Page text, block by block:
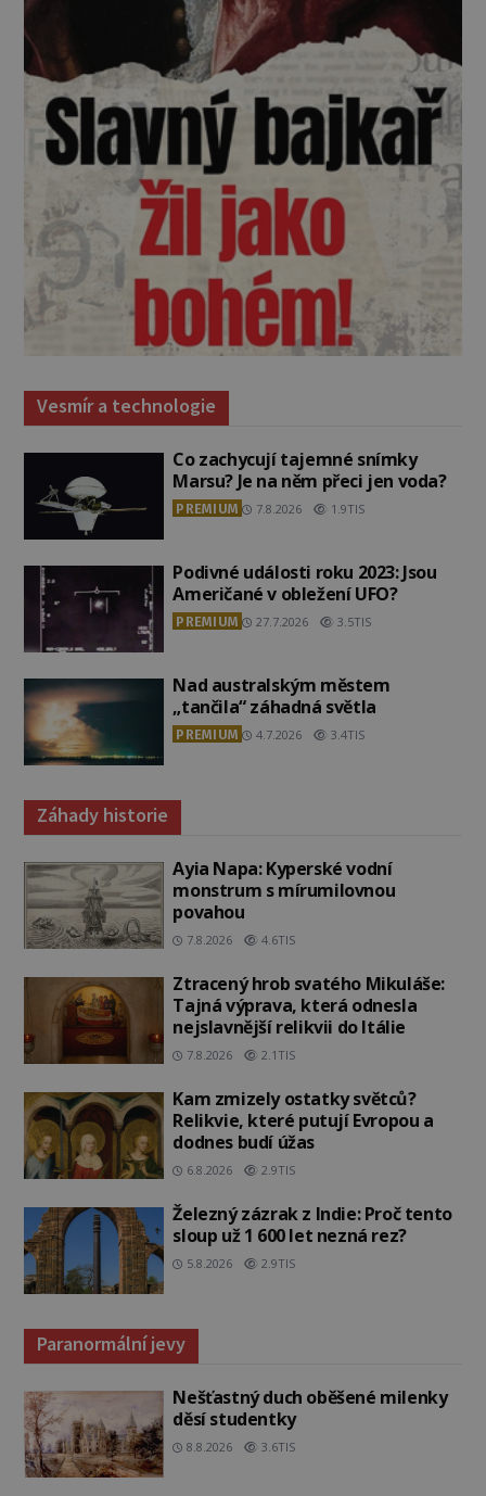
Vesmír a technologie
Co zachycují tajemné snímky
Marsu? Je na něm přeci jen voda?
PREMIUM 7.8.2026 1.9TIS
Podivné události roku 2023: Jsou
Američané v obležení UFO?
PREMIUM 27.7.2026 3.5TIS
Nad australským městem
„tančila“ záhadná světla
PREMIUM 4.7.2026 3.4TIS
Záhady historie
Ayia Napa: Kyperské vodní
monstrum s mírumilovnou
povahou
7.8.2026 4.6TIS
Ztracený hrob svatého Mikuláše:
Tajná výprava, která odnesla
nejslavnější relikvii do Itálie
7.8.2026 2.1TIS
Kam zmizely ostatky světců?
Relikvie, které putují Evropou a
dodnes budí úžas
6.8.2026 2.9TIS
Železný zázrak z Indie: Proč tento
sloup už 1 600 let nezná rez?
5.8.2026 2.9TIS
Paranormální jevy
Nešťastný duch oběšené milenky
děsí studentky
8.8.2026 3.6TIS